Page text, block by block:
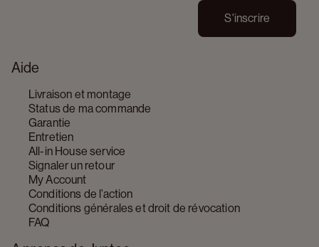
Aide
Livraison et montage
Status de ma commande
Garantie
Entretien
All-in House service
Signaler un retour
My Account
Conditions de l’action
Conditions générales et droit de révocation
FAQ
S'inscrire